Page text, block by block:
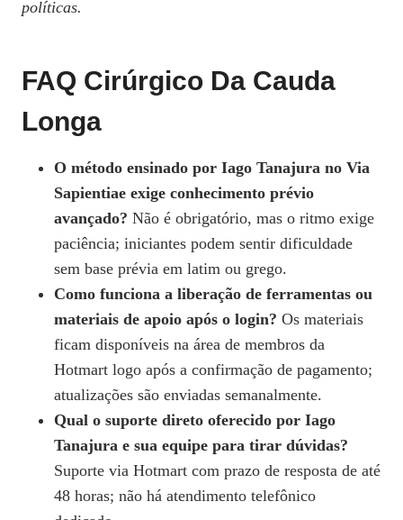
políticas.
FAQ Cirúrgico Da Cauda
Longa
O método ensinado por Iago Tanajura no Via
Sapientiae exige conhecimento prévio
avançado? Não é obrigatório, mas o ritmo exige
paciência; iniciantes podem sentir dificuldade
sem base prévia em latim ou grego.
Como funciona a liberação de ferramentas ou
materiais de apoio após o login? Os materiais
ficam disponíveis na área de membros da
Hotmart logo após a confirmação de pagamento;
atualizações são enviadas semanalmente.
Qual o suporte direto oferecido por Iago
Tanajura e sua equipe para tirar dúvidas?
Suporte via Hotmart com prazo de resposta de até
48 horas; não há atendimento telefônico